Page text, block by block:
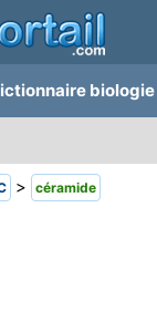
biologie
> céramide